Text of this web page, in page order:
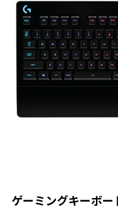
ゲーミングキーボー